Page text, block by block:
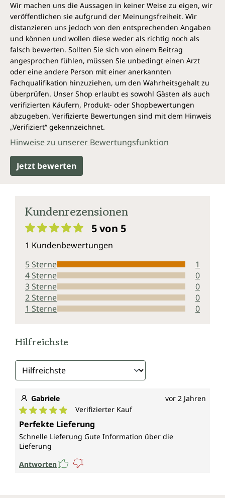
Wir machen uns die Aussagen in keiner Weise zu eigen, wir
veröffentlichen sie aufgrund der Meinungsfreiheit. Wir
distanzieren uns jedoch von den entsprechenden Angaben
und können und wollen diese weder als richtig noch als
falsch bewerten. Sollten Sie sich von einem Beitrag
angesprochen fühlen, müssen Sie unbedingt einen Arzt
oder eine andere Person mit einer anerkannten
Fachqualifikation hinzuziehen, um den Wahrheitsgehalt zu
überprüfen. Unser Shop erlaubt es sowohl Gästen als auch
verifizierten Käufern, Produkt- oder Shopbewertungen
abzugeben. Verifizierte Bewertungen sind mit dem Hinweis
„Verifiziert“ gekennzeichnet.
Hinweise zu unserer Bewertungsfunktion
Jetzt bewerten
Kundenrezensionen
5 von 5
1 Kundenbewertungen
5 Sterne
1
4 Sterne
0
3 Sterne
0
2 Sterne
0
1 Sterne
0
Hilfreichste
Gabriele vor 2 Jahren
Durchschnittliche Bewertung von 5 von 5 Sternen
Verifizierter Kauf
Perfekte Lieferung
Schnelle Lieferung Gute Information über die
Lieferung
Antworten